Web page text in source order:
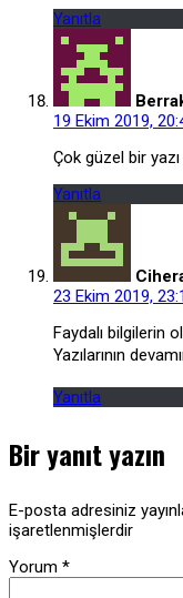
Yanıtla
19 Ekim 2019,
Çok güzel bir
Yanıtla
23 Ekim 2019,
Faydalı bilgilerin
Yazılarının
Yanıtla
Bir yanıt yazın
E-posta adresiniz
işaretlenmişlerdir
Yorum *